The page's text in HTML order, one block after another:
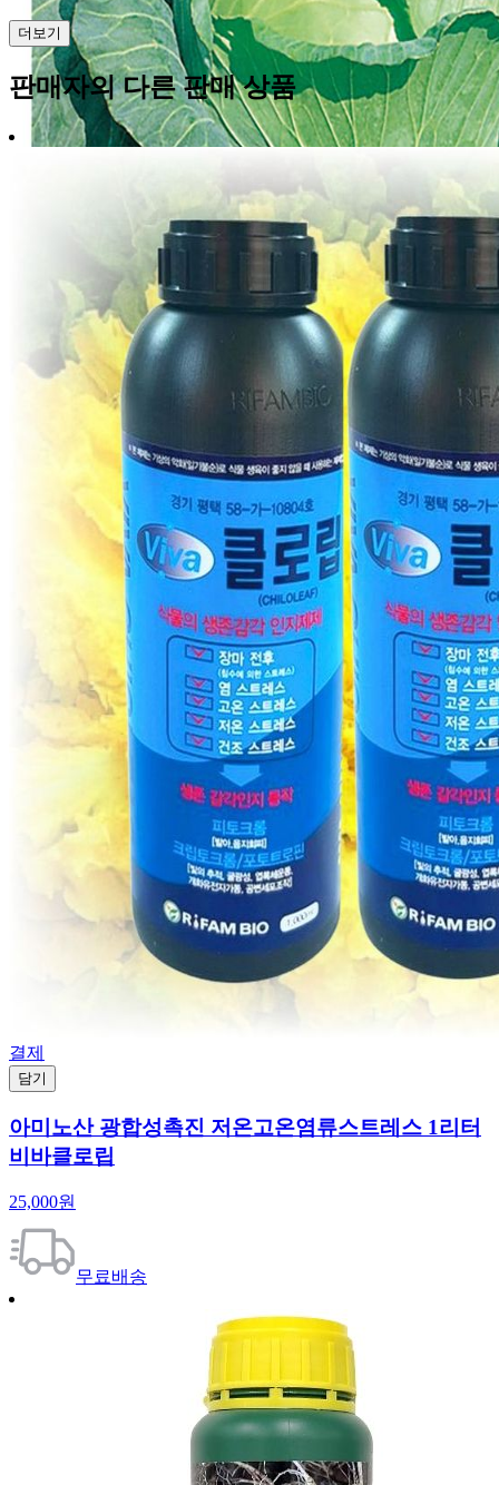
더보기
판매자의 다른 판매 상품
결제
담기
아미노산 광합성촉진 저온고온염류스트레스 1리터
비바클로립
25,000원
무료배송